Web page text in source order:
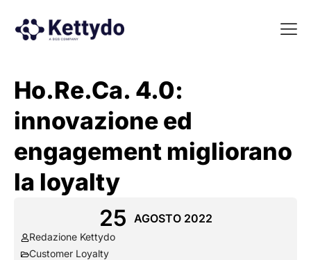
Ho.Re.Ca. 4.0:
innovazione ed
engagement migliorano
la loyalty
25 AGOSTO 2022
Redazione Kettydo
Customer Loyalty